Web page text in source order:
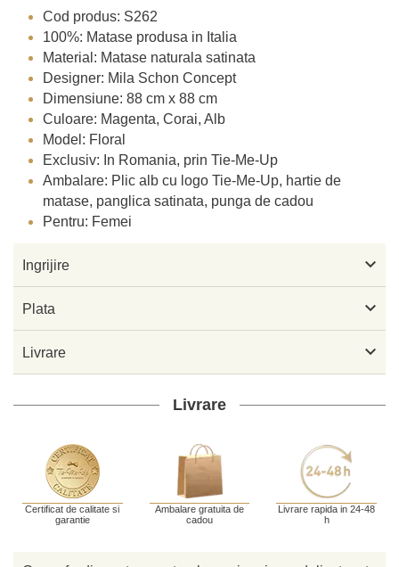
Cod produs: S262
100%: Matase produsa in Italia
Material: Matase naturala satinata
Designer: Mila Schon Concept
Dimensiune: 88 cm x 88 cm
Culoare: Magenta, Corai, Alb
Model: Floral
Exclusiv: In Romania, prin Tie-Me-Up
Ambalare: Plic alb cu logo Tie-Me-Up, hartie de
matase, panglica satinata, punga de cadou
Pentru: Femei
Ingrijire 
Plata 
Livrare 
Livrare
Certificat de calitate si
garantie
Ambalare gratuita de
cadou
Livrare rapida in 24-48
h